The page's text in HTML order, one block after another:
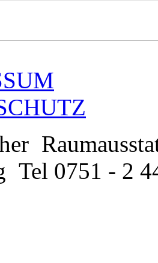
Tel 0751 - 2